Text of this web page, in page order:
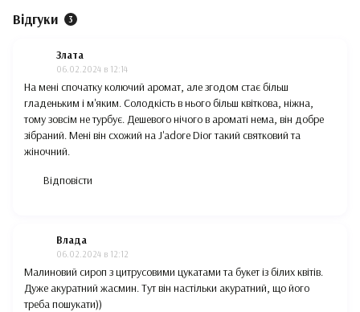
Відгуки 3
Злата
06.02.2024 в 12:14
На мені спочатку колючий аромат, але згодом стає більш
гладеньким і м'яким. Солодкість в нього більш квіткова, ніжна,
тому зовсім не турбує. Дешевого нічого в ароматі нема, він добре
зібраний. Мені він схожий на J'adore Dior такий святковий та
жіночний.
Відповісти
Влада
06.02.2024 в 12:12
Малиновий сироп з цитрусовими цукатами та букет із білих квітів.
Дуже акуратний жасмин. Тут він настільки акуратний, що його
треба пошукати))